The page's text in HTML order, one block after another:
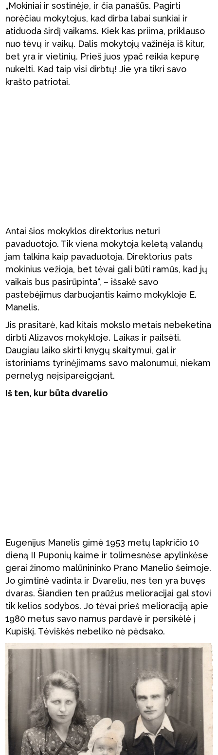
„Mokiniai ir sostinėje, ir čia panašūs. Pagirti
norėčiau mokytojus, kad dirba labai sunkiai ir
atiduoda širdį vaikams. Kiek kas priima, priklauso
nuo tėvų ir vaikų. Dalis mokytojų važinėja iš kitur,
bet yra ir vietinių. Prieš juos ypač reikia kepurę
nukelti. Kad taip visi dirbtų! Jie yra tikri savo
krašto patriotai.
Antai šios mokyklos direktorius neturi
pavaduotojo. Tik viena mokytoja keletą valandų
jam talkina kaip pavaduotoja. Direktorius pats
mokinius vežioja, bet tėvai gali būti ramūs, kad jų
vaikais bus pasirūpinta“, – išsakė savo
pastebėjimus darbuojantis kaimo mokykloje E.
Manelis.
Jis prasitarė, kad kitais mokslo metais nebeketina
dirbti Alizavos mokykloje. Laikas ir pailsėti.
Daugiau laiko skirti knygų skaitymui, gal ir
istoriniams tyrinėjimams savo malonumui, niekam
pernelyg neįsipareigojant.
Iš ten, kur būta dvarelio
Eugenijus Manelis gimė 1953 metų lapkričio 10
dieną II Puponių kaime ir tolimesnėse apylinkėse
gerai žinomo malūnininko Prano Manelio šeimoje.
Jo gimtinė vadinta ir Dvareliu, nes ten yra buvęs
dvaras. Šiandien ten praūžus melioracijai gal stovi
tik kelios sodybos. Jo tėvai prieš melioraciją apie
1980 metus savo namus pardavė ir persikėlė į
Kupiškį. Tėviškės nebeliko nė pėdsako.